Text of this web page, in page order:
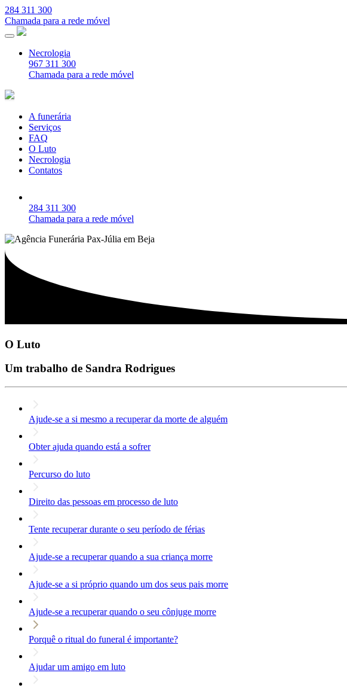
284 311 300
Chamada para a rede móvel
Necrologia
967 311 300
Chamada para a rede móvel
A funerária
Serviços
FAQ
O Luto
Necrologia
Contatos
284 311 300
Chamada para a rede móvel
O Luto
Um trabalho de Sandra Rodrigues
Ajude-se a si mesmo a recuperar da morte de alguém
Obter ajuda quando está a sofrer
Percurso do luto
Direito das pessoas em processo de luto
Tente recuperar durante o seu período de férias
Ajude-se a recuperar quando a sua criança morre
Ajude-se a si próprio quando um dos seus pais morre
Ajude-se a recuperar quando o seu cônjuge morre
Porquê o ritual do funeral é importante?
Ajudar um amigo em luto